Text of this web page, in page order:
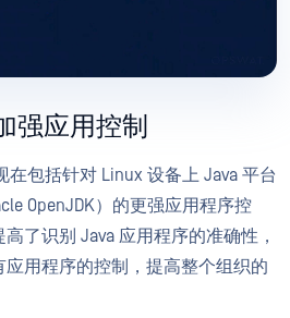
强应用控制
在包括针对 Linux 设备上 Java 平台
OpenJDK）的更强应用程序控
了识别 Java 应用程序的准确性，
用程序的控制，提高整个组织的